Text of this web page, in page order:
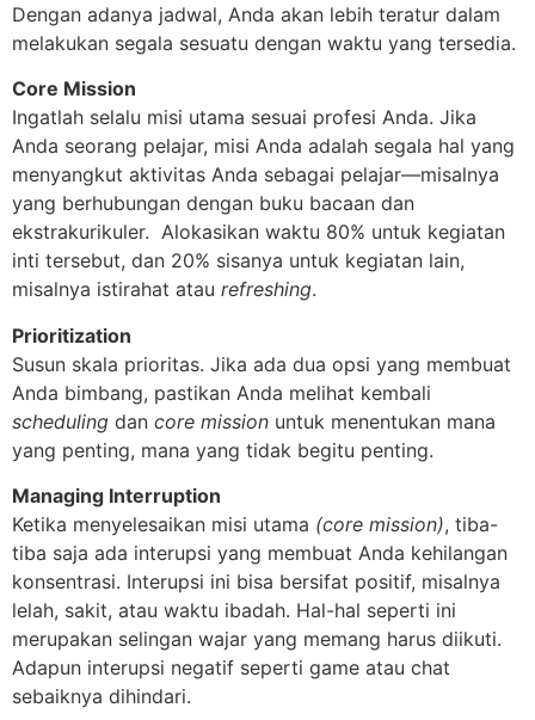
Dengan adanya jadwal, Anda akan lebih teratur dalam
melakukan segala sesuatu dengan waktu yang tersedia.
Core Mission
Ingatlah selalu misi utama sesuai profesi Anda. Jika
Anda seorang pelajar, misi Anda adalah segala hal yang
menyangkut aktivitas Anda sebagai pelajar—misalnya
yang berhubungan dengan buku bacaan dan
ekstrakurikuler. Alokasikan waktu 80% untuk kegiatan
inti tersebut, dan 20% sisanya untuk kegiatan lain,
misalnya istirahat atau refreshing.
Prioritization
Susun skala prioritas. Jika ada dua opsi yang membuat
Anda bimbang, pastikan Anda melihat kembali
scheduling dan core mission untuk menentukan mana
yang penting, mana yang tidak begitu penting.
Managing Interruption
Ketika menyelesaikan misi utama (core mission), tiba-
tiba saja ada interupsi yang membuat Anda kehilangan
konsentrasi. Interupsi ini bisa bersifat positif, misalnya
lelah, sakit, atau waktu ibadah. Hal-hal seperti ini
merupakan selingan wajar yang memang harus diikuti.
Adapun interupsi negatif seperti game atau chat
sebaiknya dihindari.